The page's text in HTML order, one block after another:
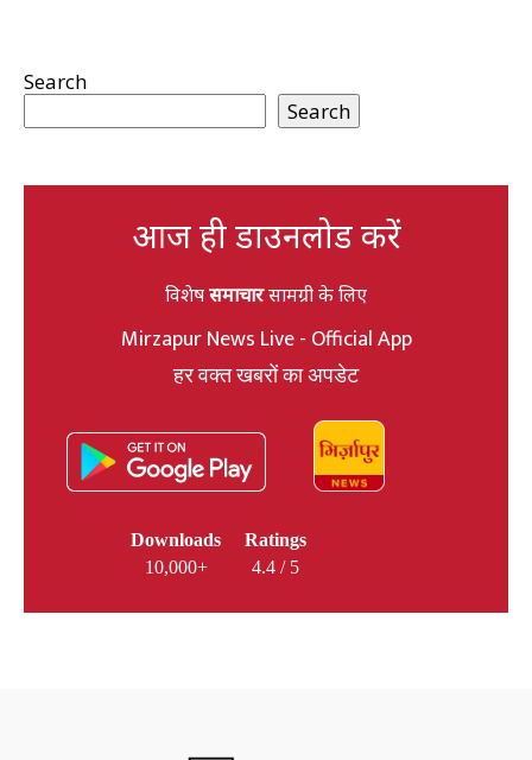
Search
Search
आज ही डाउनलोड करें
विशेषसमाचारसामग्री के लिए
Mirzapur News Live - Official App
हर वक्त खबरों का अपडेट
Downloads
10,000+
Ratings
4.4 / 5